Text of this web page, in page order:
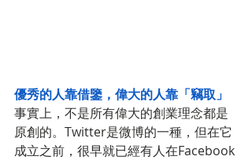
優秀的人靠借鑒，偉大的人靠「竊取」
事實上，不是所有偉大的創業理念都是
原創的。Twitter是微博的一種，但在它
成立之前，很早就已經有人在Facebook